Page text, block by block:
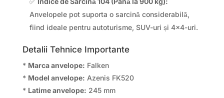
Anvelopele pot suporta o sarcină considerabilă,
fiind ideale pentru autoturisme, SUV-uri și 4×4-uri.
Detalii Tehnice Importante
* Marca anvelope: Falken
* Model anvelope: Azenis FK520
* Latime anvelope: 245 mm